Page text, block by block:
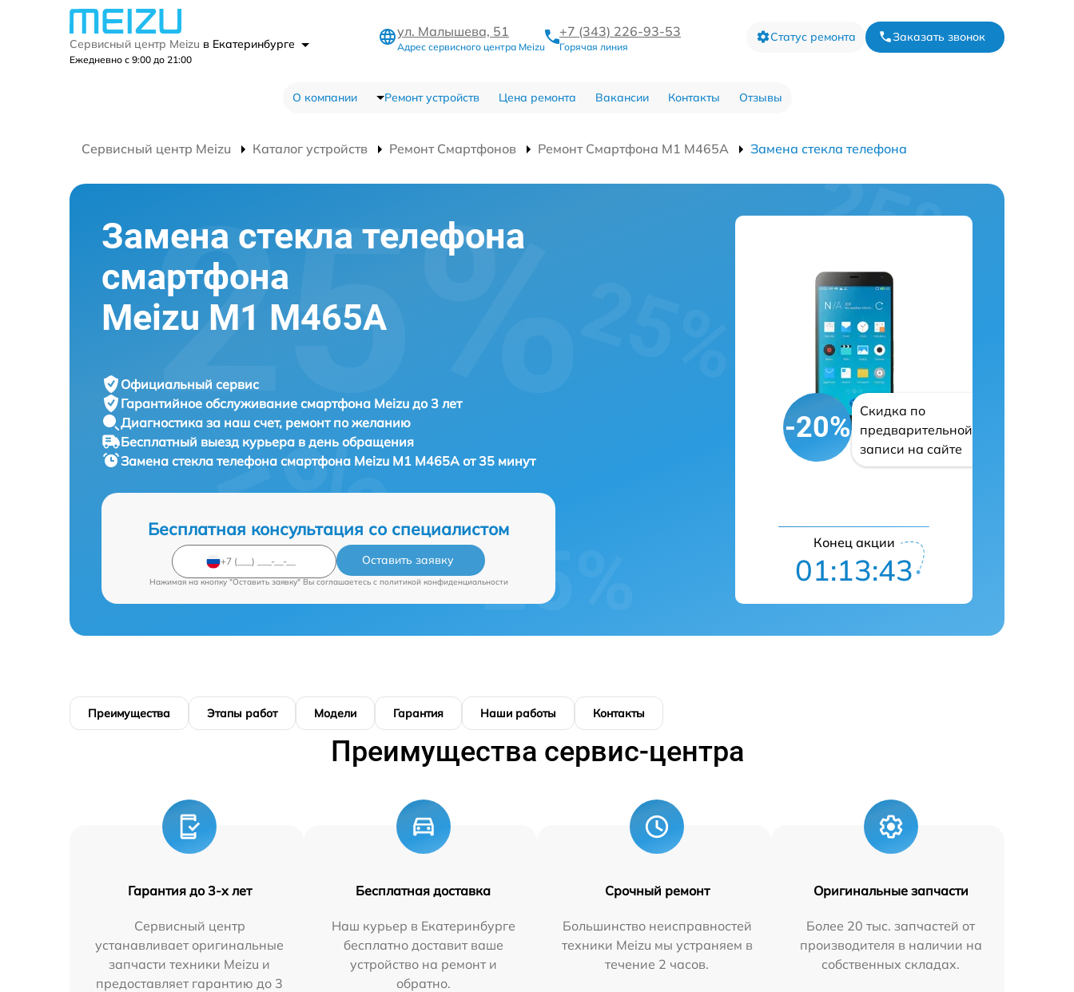
Сервисный центр Meizu в Екатеринбурге
Ежедневно с 9:00 до 21:00
ул. Малышева, 51
Адрес сервисного центра Meizu
+7 (343) 226-93-53
Горячая линия
Статус ремонта Заказать звонок
О компании Ремонт устройств Цена ремонта Вакансии Контакты Отзывы
Сервисный центр Meizu Каталог устройств Ремонт Смартфонов Ремонт Смартфона M1 M465A Замена стекла телефона
Замена стекла телефона
смартфона
Meizu M1 M465A
Официальный сервис
Гарантийное обслуживание смартфона Meizu до 3 лет
Диагностика за наш счет, ремонт по желанию
Бесплатный выезд курьера в день обращения
Замена стекла телефона смартфона Meizu M1 M465A от 35 минут
Бесплатная консультация со специалистом
Оставить заявку
Нажимая на кнопку "Оставить заявку" Вы соглашаетесь c политикой конфиденциальности
-20%
Скидка по
предварительной
записи на сайте
Конец акции
01:13:42
Преимущества Этапы работ Модели Гарантия Наши работы Контакты
Преимущества сервис-центра
Гарантия до 3-х лет
Сервисный центр
устанавливает оригинальные
запчасти техники Meizu и
предоставляет гарантию до 3
Бесплатная доставка
Наш курьер в Екатеринбурге
бесплатно доставит ваше
устройство на ремонт и
обратно.
Срочный ремонт
Большинство неисправностей
техники Meizu мы устраняем в
течение 2 часов.
Оригинальные запчасти
Более 20 тыс. запчастей от
производителя в наличии на
собственных складах.